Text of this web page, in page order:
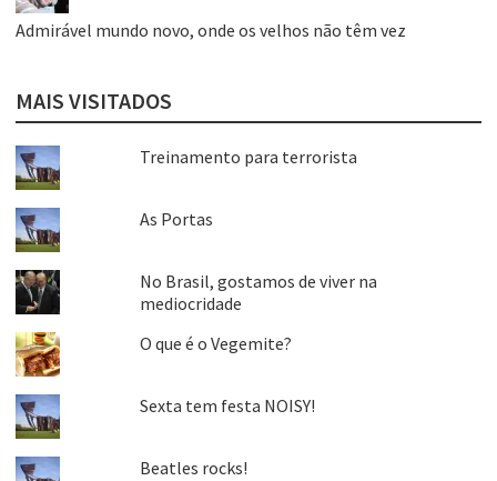
Admirável mundo novo, onde os velhos não têm vez
MAIS VISITADOS
Treinamento para terrorista
As Portas
No Brasil, gostamos de viver na
mediocridade
O que é o Vegemite?
Sexta tem festa NOISY!
Beatles rocks!